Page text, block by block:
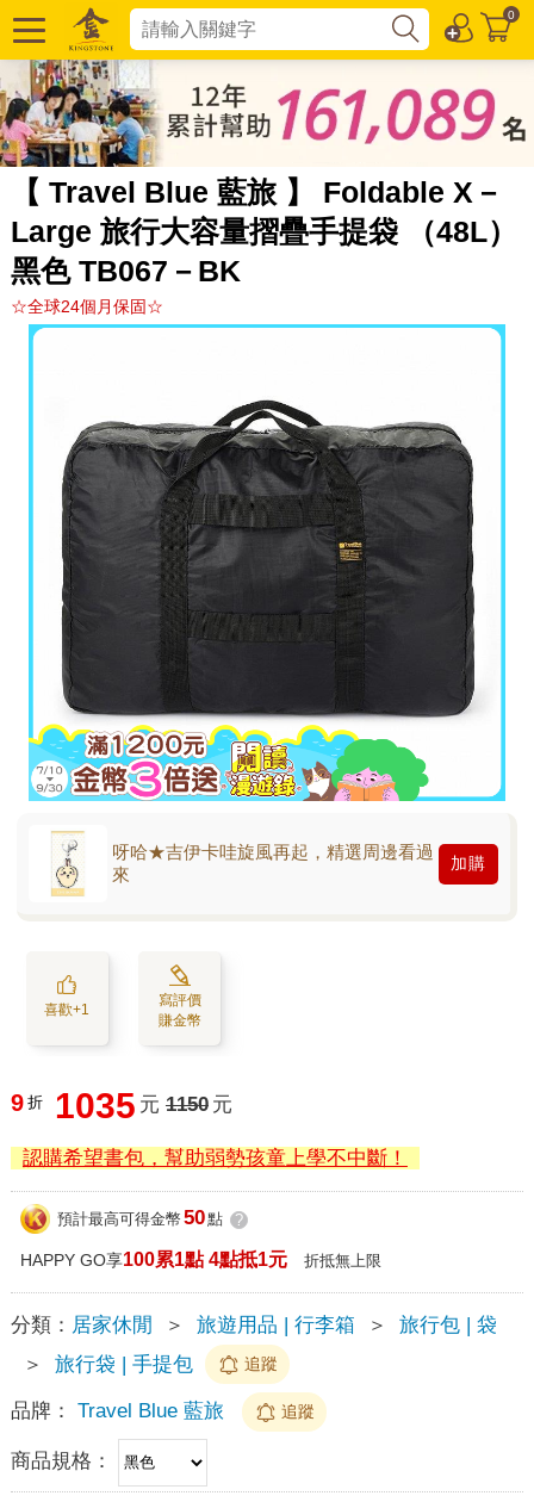
0
【 Travel Blue 藍旅 】 Foldable X－
Large 旅行大容量摺疊手提袋 （48L）
黑色 TB067－BK
☆全球24個月保固☆
呀哈★吉伊卡哇旋風再起，精選周邊看過
來
加購
喜歡+1
寫評價
賺金幣
9 折 1035 元 1150 元
認購希望書包，幫助弱勢孩童上學不中斷！
預計最高可得金幣 50點 ?
HAPPY GO享100累1點 4點抵1元 折抵無上限
分類： 居家休閒 ＞ 旅遊用品 | 行李箱 ＞
旅行包 | 袋
＞
旅行袋 | 手提包 追蹤
品牌： Travel Blue 藍旅 追蹤
商品規格：